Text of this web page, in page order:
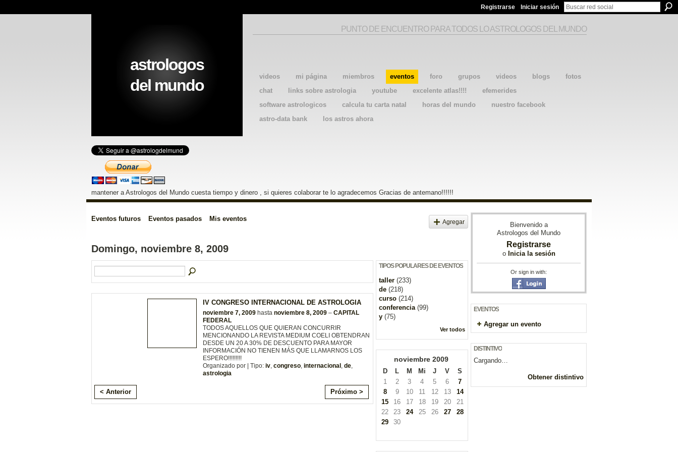
Registrarse Iniciar sesión
videos mi página miembros eventos foro grupos videos blogs
fotos
chat
links sobre astrologia youtube excelente atlas!!!!
efemerides
software astrologicos
calcula tu carta natal horas del mundo
nuestro facebook
astro-data bank
los astros ahora
astrologos
del mundo
PUNTO DE ENCUENTRO PARA TODOS LO ASTROLOGOS DEL MUNDO
mantener a Astrologos del Mundo cuesta tiempo y dinero , si quieres colaborar te lo agradecemos Gracias de antemano!!!!!!
Eventos futuros Eventos pasados Mis eventos Agregar
Domingo, noviembre 8, 2009
IV CONGRESO INTERNACIONAL DE ASTROLOGIA
noviembre 7, 2009 hasta noviembre 8, 2009 – CAPITAL
FEDERAL
TODOS AQUELLOS QUE QUIERAN CONCURRIR
MENCIONANDO LA REVISTA MEDIUM COELI OBTENDRAN
DESDE UN 20 A 30% DE DESCUENTO PARA MAYOR
INFORMACIÓN NO TIENEN MÁS QUE LLAMARNOS LOS
ESPERO!!!!!!!!!
Organizado por | Tipo: iv, congreso, internacional , de,
astrologia
< Anterior Próximo >
TIPOS POPULARES DE EVENTOS
taller (233)
de (218)
curso (214)
conferencia(99)
y (75)
Ver todos
noviembre 2009
D L M Mi J V
S
1
2 3 4 5 6
7
8
9 10 11 12 13
14
15
16 17 18 19 20
21
22
23 24 25 26 27
28
29
30
Bienvenido a
Astrologos del Mundo
Registrarse
o Inicia la sesión
Or sign in with:
EVENTOS
Agregar un evento
DISTINTIVO
Cargando…
Obtener distintivo